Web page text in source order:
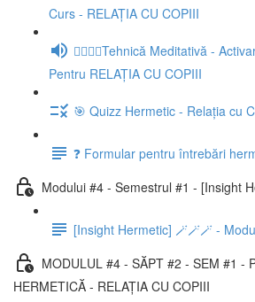
Curs - RELAȚIA CU COPIII
🧘‍♀️🧘‍♂️Tehnică Meditativă -
Pentru RELAȚIA CU COPIII
🎯 Quizz Hermetic - Relația cu
❓ Formular pentru întrebări
Modului #4 - Semestrul #1 - [Insight
[Insight Hermetic] 🪄🪄🪄 -
MODULUL #4 - SĂPT #2 - SEM #1 -
HERMETICĂ - RELAȚIA CU COPIII